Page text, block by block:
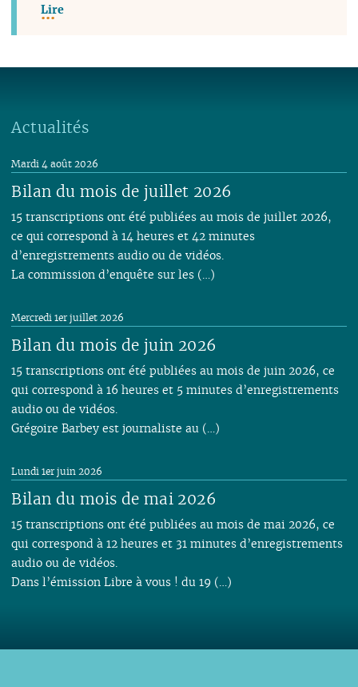
Lire
Actualités
Bilan du mois de juillet 2026
Mardi 4 août 2026
15 transcriptions ont été publiées au mois de juillet 2026,
ce qui correspond à 14 heures et 42 minutes
d’enregistrements audio ou de vidéos.
La commission d’enquête sur les (…)
Bilan du mois de juin 2026
Mercredi 1er juillet 2026
15 transcriptions ont été publiées au mois de juin 2026, ce
qui correspond à 16 heures et 5 minutes d’enregistrements
audio ou de vidéos.
Grégoire Barbey est journaliste au (…)
Bilan du mois de mai 2026
Lundi 1er juin 2026
15 transcriptions ont été publiées au mois de mai 2026, ce
qui correspond à 12 heures et 31 minutes d’enregistrements
audio ou de vidéos.
Dans l’émission Libre à vous ! du 19 (…)